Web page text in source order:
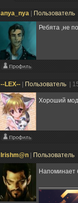
anya_nya Пользователь
Ребята ,не
--LEX-- Пользователь |
Хороший
Irishm@n Пользователь
Напоминает